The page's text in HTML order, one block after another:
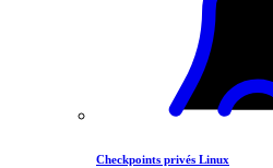
Checkpoints privés Linux